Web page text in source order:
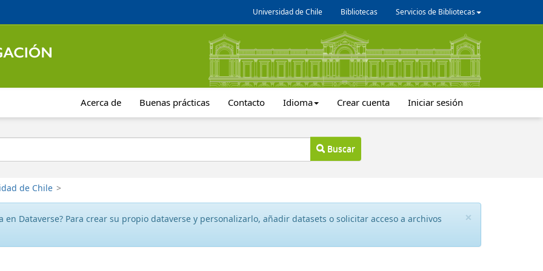
Universidad de Chile Bibliotecas Servicios de Bibliotecas
Acerca de Buenas prácticas Contacto Idioma Crear cuenta Iniciar sesión
Buscar
de Chile >
×
en Dataverse? Para crear su propio dataverse y personalizarlo, añadir datasets o solicitar acceso a archivos